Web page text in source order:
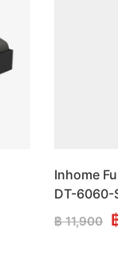
Inhome
DT-6060-
฿11,900